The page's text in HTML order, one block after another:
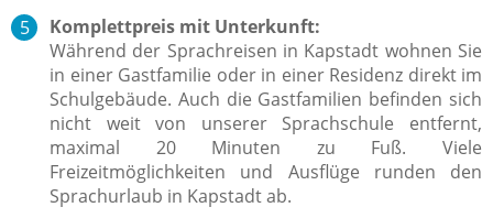
Komplettpreis mit Unterkunft:
Während der Sprachreisen in Kapstadt wohnen Sie
in einer Gastfamilie oder in einer Residenz direkt im
Schulgebäude. Auch die Gastfamilien befinden sich
nicht weit von unserer Sprachschule entfernt,
maximal 20 Minuten zu Fuß. Viele
Freizeitmöglichkeiten und Ausflüge runden den
Sprachurlaub in Kapstadt ab.